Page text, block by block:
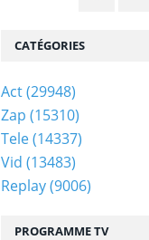
CATÉGORIES
Act(29948)
Zap (15310)
Tele(14337)
Vid (13483)
Replay(9006)
PROGRAMME TV